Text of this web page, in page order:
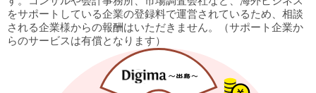
をサポートしている企業の登録料で運営されているため、相談
される企業様からの報酬はいただきません。
（サポート企業か
らのサービスは有償となります）